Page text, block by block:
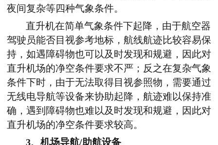
夜间复杂等四种气象条件。
直升机在简单气象条件下起降，由于航空器
驾驶员能否目视参考地标，航线航迹比较容易保
持，如遇障碍物也可以及时发现和规避，因此对
直升机场的净空条件要求不严；反之在复杂气象
条件下时，由于无法取得目视参照物，需要通过
无线电导航等设备来协助起降，航迹难以保持准
确，遇到障碍物也难以及时发现和规避，因此对
直升机场的净空条件要求较高。
3、机场导航/助航设备